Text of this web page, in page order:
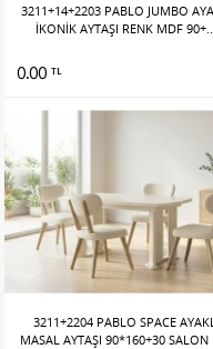
3211+14+2203 PABLO JUMBO
İKONİK AYTAŞI RENK MDF 90+...
0.00 TL
3211+2204 PABLO SPACE
MASAL AYTAŞI 90*160+30 SALON